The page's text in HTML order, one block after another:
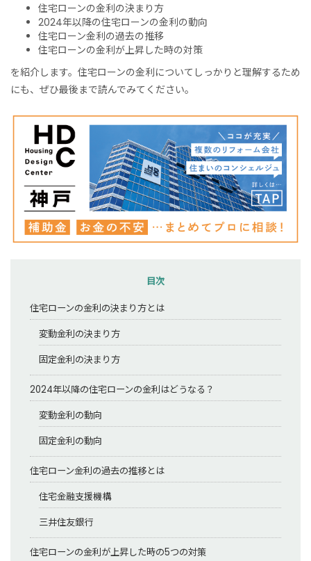
住宅ローンの金利の決まり方
2024年以降の住宅ローンの金利の動向
住宅ローン金利の過去の推移
住宅ローンの金利が上昇した時の対策
を紹介します。住宅ローンの金利についてしっかりと理解するため
にも、ぜひ最後まで読んでみてください。
目次
住宅ローンの金利の決まり方とは
変動金利の決まり方
固定金利の決まり方
2024年以降の住宅ローンの金利はどうなる？
変動金利の動向
固定金利の動向
住宅ローン金利の過去の推移とは
住宅金融支援機構
三井住友銀行
住宅ローンの金利が上昇した時の5つの対策